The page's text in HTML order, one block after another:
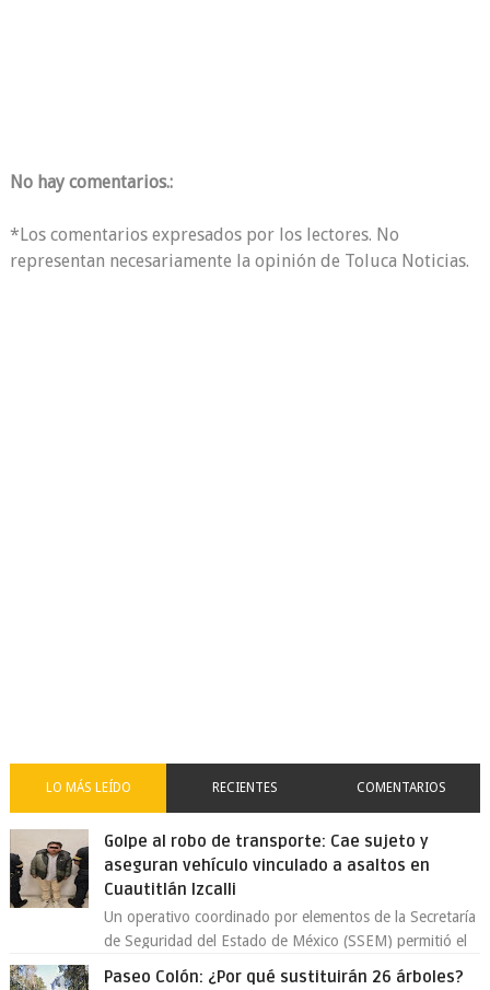
No hay comentarios.:
*Los comentarios expresados por los lectores. No
representan necesariamente la opinión de Toluca Noticias.
LO MÁS LEÍDO RECIENTES COMENTARIOS
Golpe al robo de transporte: Cae sujeto y
aseguran vehículo vinculado a asaltos en
Cuautitlán Izcalli
Un operativo coordinado por elementos de la Secretaría
de Seguridad del Estado de México (SSEM) permitió el
Paseo Colón: ¿Por qué sustituirán 26 árboles?